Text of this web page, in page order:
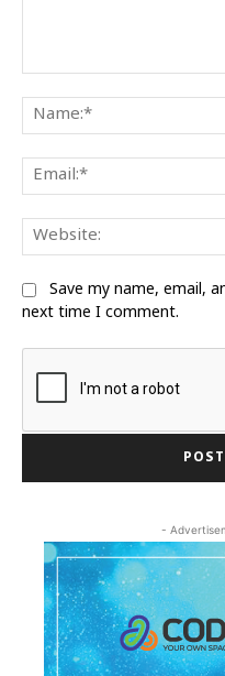
Save my name, email,
next time I comment.
-